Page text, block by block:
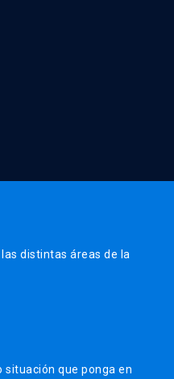
distintas áreas de la
situación que ponga en